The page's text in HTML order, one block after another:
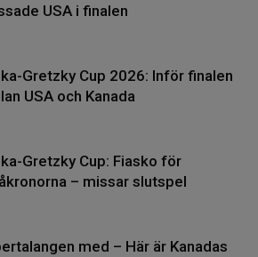
USA i finalen
Gretzky Cup 2026: Inför finalen
USA och Kanada
Gretzky Cup: Fiasko för
– missar slutspel
med – Här är Kanadas